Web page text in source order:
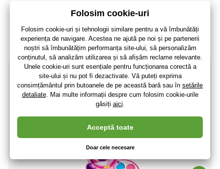
Ultima bucată în stoc(La dumneavoastră 13.08.)